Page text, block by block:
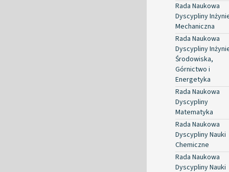
Rada Naukowa
Dyscypliny
Mechaniczna
Rada Naukowa
Dyscypliny
Środowiska,
Górnictwo i
Energetyka
Rada Naukowa
Dyscypliny
Matematyka
Rada Naukowa
Dyscypliny Nauki
Chemiczne
Rada Naukowa
Dyscypliny Nauki